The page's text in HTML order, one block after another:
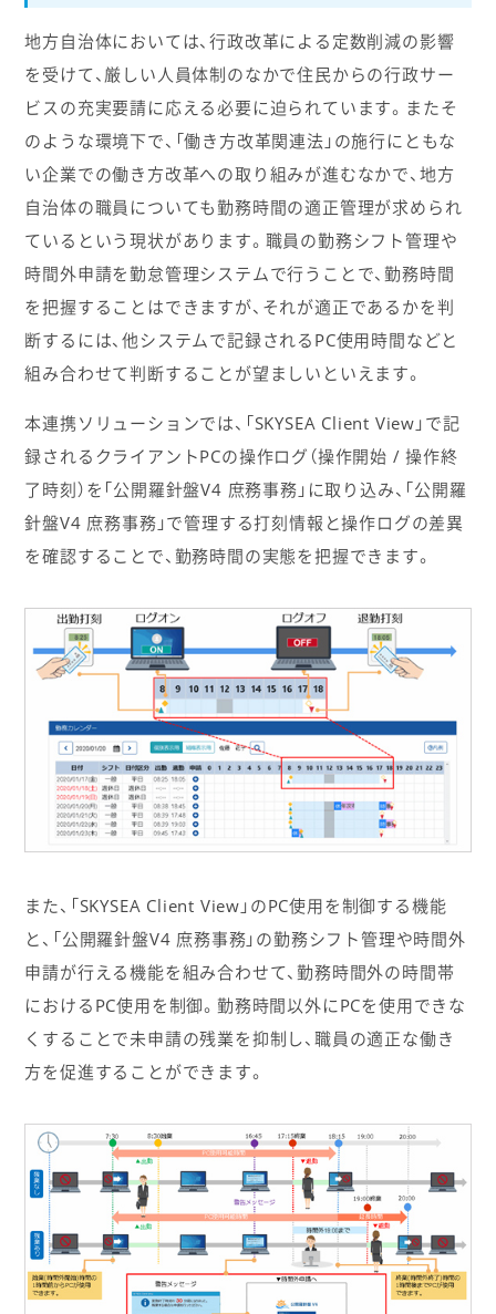
地方自治体においては、行政改革による定数削減の影響
を受けて、厳しい人員体制のなかで住民からの行政サー
ビスの充実要請に応える必要に迫られています。またそ
のような環境下で、「働き方改革関連法」の施行にともな
い企業での働き方改革への取り組みが進むなかで、地方
自治体の職員についても勤務時間の適正管理が求められ
ているという現状があります。職員の勤務シフト管理や
時間外申請を勤怠管理システムで行うことで、勤務時間
を把握することはできますが、それが適正であるかを判
断するには、他システムで記録されるPC使用時間などと
組み合わせて判断することが望ましいといえます。
本連携ソリューションでは、「SKYSEA Client View」で記
録されるクライアントPCの操作ログ（操作開始 / 操作終
了時刻）を「公開羅針盤V4 庶務事務」に取り込み、「公開羅
針盤V4 庶務事務」で管理する打刻情報と操作ログの差異
を確認することで、勤務時間の実態を把握できます。
また、「SKYSEA Client View」のPC使用を制御する機能
と、「公開羅針盤V4 庶務事務」の勤務シフト管理や時間外
申請が行える機能を組み合わせて、勤務時間外の時間帯
におけるPC使用を制御。勤務時間以外にPCを使用できな
くすることで未申請の残業を抑制し、職員の適正な働き
方を促進することができます。